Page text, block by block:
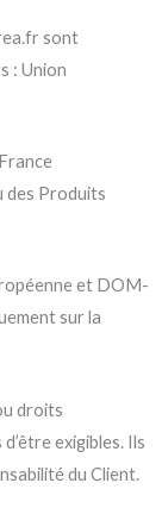
sont
: Union
des Produits
et DOM-
sur la
droits
exigibles. Ils
du Client.